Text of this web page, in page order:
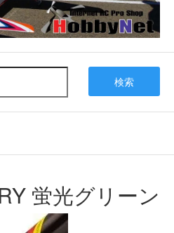
検索
蛍光グリーン